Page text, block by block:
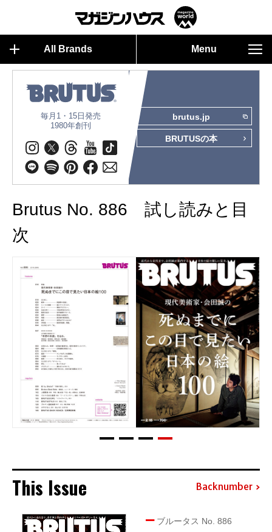
All Brands Menu
毎月1・15日発売
1980年創刊
brutus.jp
BRUTUSの本
Brutus No. 886 試し読みと目
次
This Issue Backnumber
ブルータス No. 886